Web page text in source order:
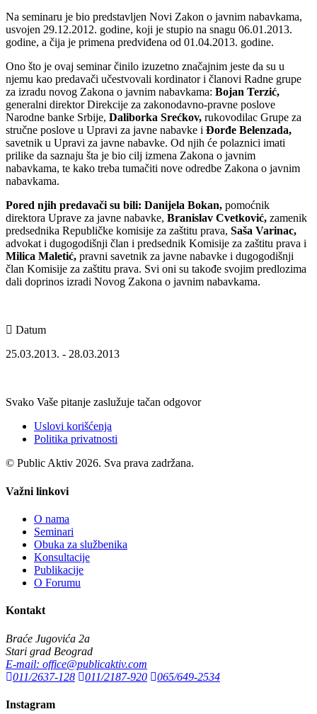
Na seminaru je bio predstavljen Novi Zakon o javnim nabavkama,
usvojen 29.12.2012. godine, koji je stupio na snagu 06.01.2013.
godine, a čija je primena predviđena od 01.04.2013. godine.
Ono što je ovaj seminar činilo izuzetno značajnim jeste da su u
njemu kao predavači učestvovali kordinator i članovi Radne grupe
za izradu novog Zakona o javnim nabavkama: Bojan Terzić,
generalni direktor Direkcije za zakonodavno-pravne poslove
Narodne banke Srbije, Daliborka Srećkov, rukovodilac Grupe za
stručne poslove u Upravi za javne nabavke i Đorđe Belenzada,
savetnik u Upravi za javne nabavke. Od njih će polaznici imati
prilike da saznaju šta je bio cilj izmena Zakona o javnim
nabavkama, te kako treba tumačiti nove odredbe Zakona o javnim
nabavkama.
Pored njih predavači su bili: Danijela Bokan, pomoćnik
direktora Uprave za javne nabavke, Branislav Cvetković, zamenik
predsednika Republičke komisije za zaštitu prava, Saša Varinac,
advokat i dugogodišnji član i predsednik Komisije za zaštitu prava i
Milica Maletić, pravni savetnik za javne nabavke i dugogodišnji
član Komisije za zaštitu prava. Svi oni su takođe svojim predlozima
dali doprinos izradi Novog Zakona o javnim nabavkama.
Datum
25.03.2013. - 28.03.2013
Svako Vaše pitanje zaslužuje tačan odgovor
Uslovi korišćenja
Politika privatnosti
© Public Aktiv 2026. Sva prava zadržana.
Važni linkovi
O nama
Seminari
Obuka za službenika
Konsultacije
Publikacije
O Forumu
Kontakt
Braće Jugovića 2a
Stari grad Beograd
E-mail: office@publicaktiv.com
011/2637-128
011/2187-920 065/649-2534
Instagram